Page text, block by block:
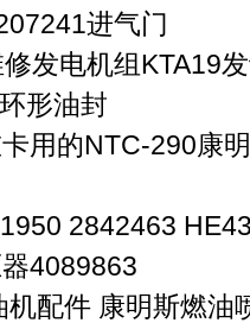
进气门
发电机组KTA19
形油封
用的NTC-290康
2842463
4089863
机配件 康明斯燃油